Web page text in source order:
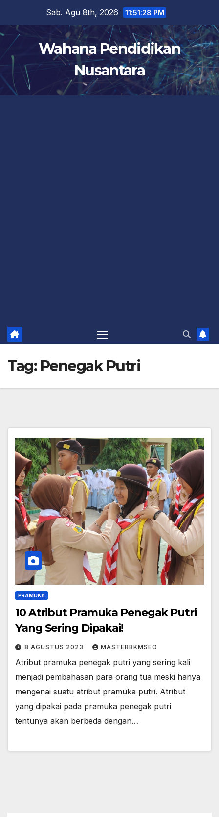
content
Sab. Agu 8th, 2026 11:51:29 PM
Wahana Pendidikan
Nusantara
Tag: Penegak Putri
PRAMUKA
10 Atribut Pramuka Penegak Putri
Yang Sering Dipakai!
8 AGUSTUS 2023 MASTERBKMSEO
Atribut pramuka penegak putri yang sering kali
menjadi pembahasan para orang tua meski hanya
mengenai suatu atribut pramuka putri. Atribut
yang dipakai pada pramuka penegak putri
tentunya akan berbeda dengan…